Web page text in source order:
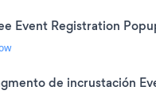
Event Registration
de incrustación